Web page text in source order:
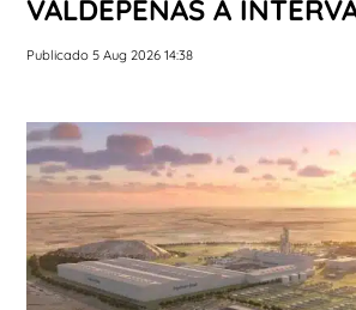
VALDEPEÑAS A
Publicado 5 Aug 2026 14:38